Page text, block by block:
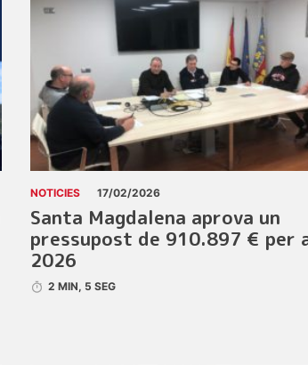
NOTICIES 17/02/2026
Santa Magdalena aprova un
pressupost de 910.897 € per
2026
2 MIN, 5 SEG